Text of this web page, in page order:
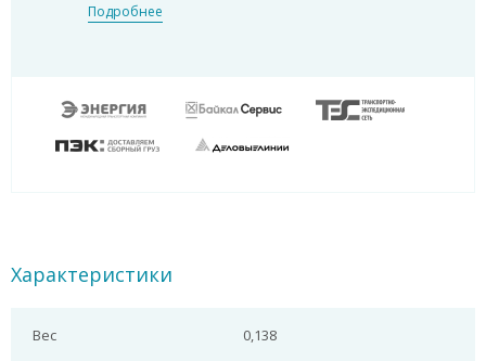
Подробнее
Характеристики
Вес 0,138